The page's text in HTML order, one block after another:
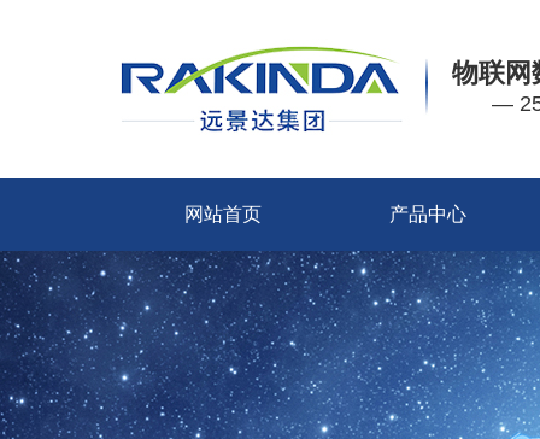
物联网
—
网站首页 产品中心